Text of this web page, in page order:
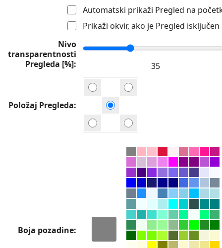
Automatski prikaži Pregled na
Prikaži okvir, ako je Pregled isključen
Nivo
transparentnosti
Pregleda [%]
Položaj Pregleda
Boja pozadine